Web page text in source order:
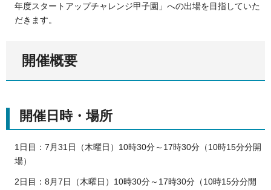
年度スタートアップチャレンジ甲子園」への出場を目指していた
だきます。
開催概要
開催日時・場所
1日目：7月31日（木曜日）10時30分～17時30分（10時15分分開
場）
2日目：8月7日（木曜日）10時30分～17時30分（10時15分分開